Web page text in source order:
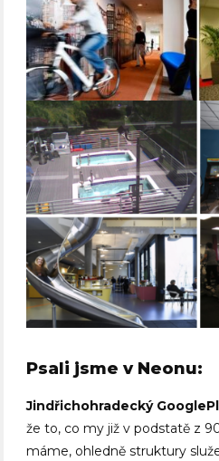
Psali jsme v Neonu:
Jindřichohradecký
že to, co my již v podstatě z
máme, ohledně struktury